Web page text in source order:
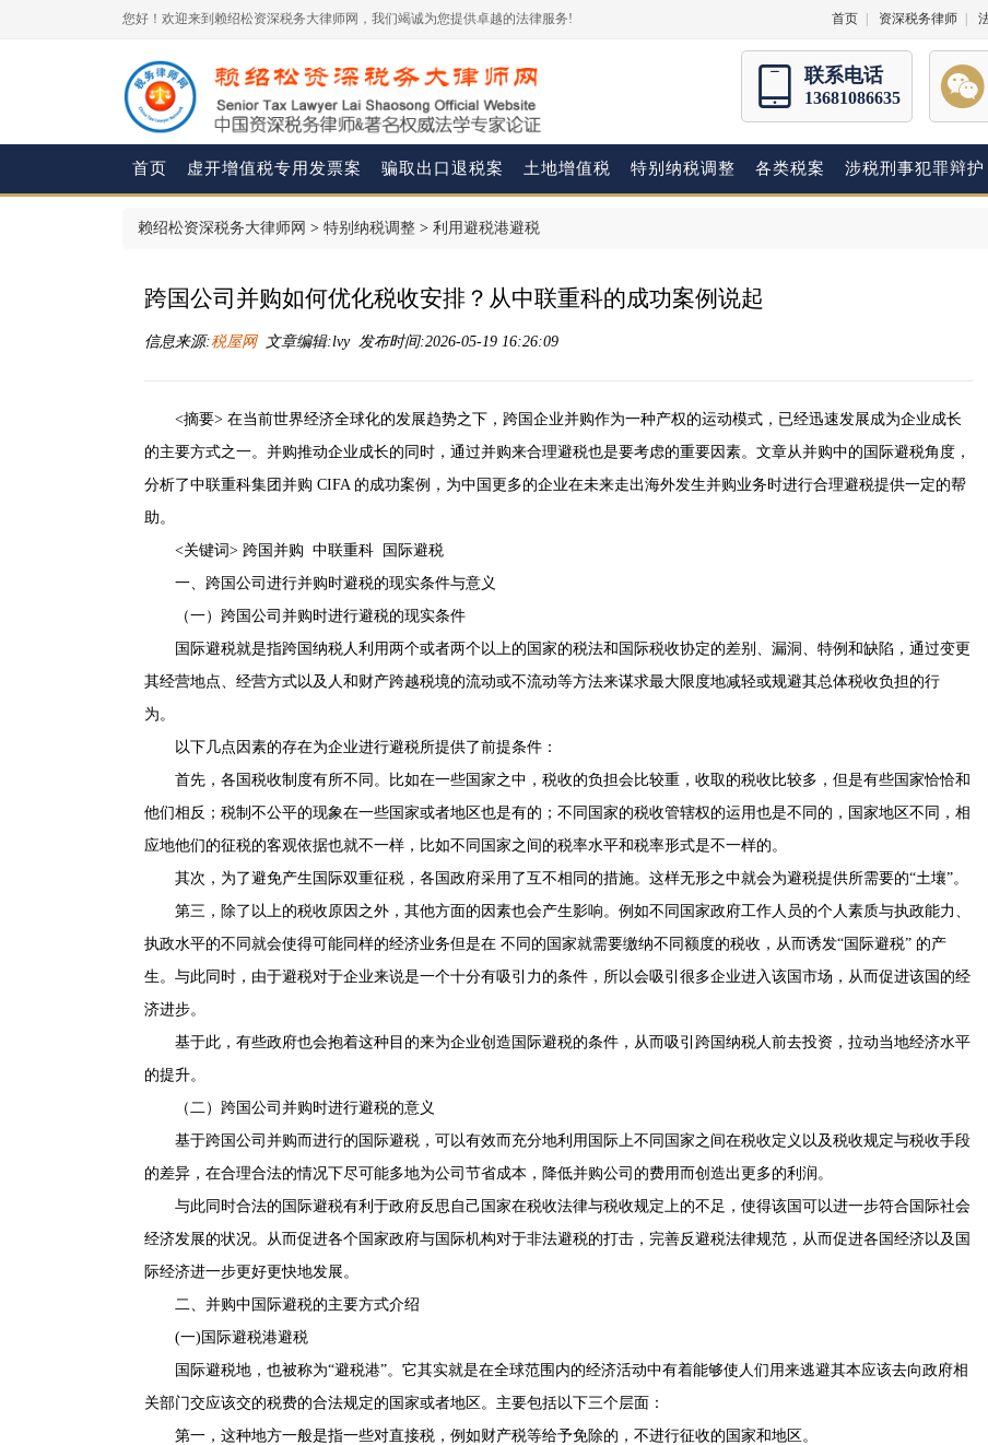
您好！欢迎来到赖绍松资深税务大律师网，我们竭诚为您提供卓越的法律服务! 首页 资深税务律师
联系电话
13681086635
首页 虚开增值税专用发票案 骗取出口退税案 土地增值税 特别纳税调整 各类税案 涉税刑事犯罪辩护
赖绍松资深税务大律师网 > 特别纳税调整 > 利用避税港避税
跨国公司并购如何优化税收安排？从中联重科的成功案例说起
信息来源:税屋网文章编辑:lvy 发布时间:2026-05-19 16:26:09
<摘要> 在当前世界经济全球化的发展趋势之下，跨国企业并购作为一种产权的运动模式，已经迅速发展成为企业成长
的主要方式之一。并购推动企业成长的同时，通过并购来合理避税也是要考虑的重要因素。文章从并购中的国际避税角度，
分析了中联重科集团并购 CIFA 的成功案例，为中国更多的企业在未来走出海外发生并购业务时进行合理避税提供一定的帮
助。
<关键词> 跨国并购 中联重科 国际避税
一、跨国公司进行并购时避税的现实条件与意义
（一）跨国公司并购时进行避税的现实条件
国际避税就是指跨国纳税人利用两个或者两个以上的国家的税法和国际税收协定的差别、漏洞、特例和缺陷，通过变更
其经营地点、经营方式以及人和财产跨越税境的流动或不流动等方法来谋求最大限度地减轻或规避其总体税收负担的行
为。
以下几点因素的存在为企业进行避税所提供了前提条件：
首先，各国税收制度有所不同。比如在一些国家之中，税收的负担会比较重，收取的税收比较多，但是有些国家恰恰和
他们相反；税制不公平的现象在一些国家或者地区也是有的；不同国家的税收管辖权的运用也是不同的，国家地区不同，相
应地他们的征税的客观依据也就不一样，比如不同国家之间的税率水平和税率形式是不一样的。
其次，为了避免产生国际双重征税，各国政府采用了互不相同的措施。这样无形之中就会为避税提供所需要的“土壤”。
第三，除了以上的税收原因之外，其他方面的因素也会产生影响。例如不同国家政府工作人员的个人素质与执政能力、
执政水平的不同就会使得可能同样的经济业务但是在 不同的国家就需要缴纳不同额度的税收，从而诱发“国际避税” 的产
生。与此同时，由于避税对于企业来说是一个十分有吸引力的条件，所以会吸引很多企业进入该国市场，从而促进该国的经
济进步。
基于此，有些政府也会抱着这种目的来为企业创造国际避税的条件，从而吸引跨国纳税人前去投资，拉动当地经济水平
的提升。
（二）跨国公司并购时进行避税的意义
基于跨国公司并购而进行的国际避税，可以有效而充分地利用国际上不同国家之间在税收定义以及税收规定与税收手段
的差异，在合理合法的情况下尽可能多地为公司节省成本，降低并购公司的费用而创造出更多的利润。
与此同时合法的国际避税有利于政府反思自己国家在税收法律与税收规定上的不足，使得该国可以进一步符合国际社会
经济发展的状况。从而促进各个国家政府与国际机构对于非法避税的打击，完善反避税法律规范，从而促进各国经济以及国
际经济进一步更好更快地发展。
二、并购中国际避税的主要方式介绍
(一)国际避税港避税
国际避税地，也被称为“避税港”。它其实就是在全球范围内的经济活动中有着能够使人们用来逃避其本应该去向政府相
关部门交应该交的税费的合法规定的国家或者地区。主要包括以下三个层面：
第一，这种地方一般是指一些对直接税，例如财产税等给予免除的，不进行征收的国家和地区。